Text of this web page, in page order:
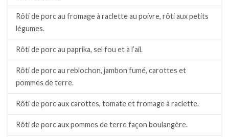
Rôti de porc au fromage à raclette au poivre, rôti aux petits
légumes.
Rôti de porc au paprika, sel fou et à l’ail.
Rôti de porc au reblochon, jambon fumé, carottes et
pommes de terre.
Rôti de porc aux carottes, tomate et fromage à raclette.
Rôti de porc aux pommes de terre façon boulangère.